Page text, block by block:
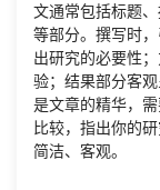
文通常包括标题
等部分。撰写时
出研究的必要性
验；结果部分客
是文章的精华，
比较，指出你的
简洁、客观。